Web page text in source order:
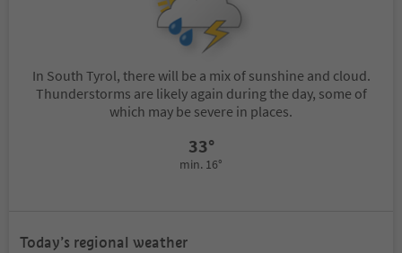
In South Tyrol, there will be a mix of sunshine and cloud.
Thunderstorms are likely again during the day, some of
which may be severe in places.
33°
min. 16°
Today’s regional weather